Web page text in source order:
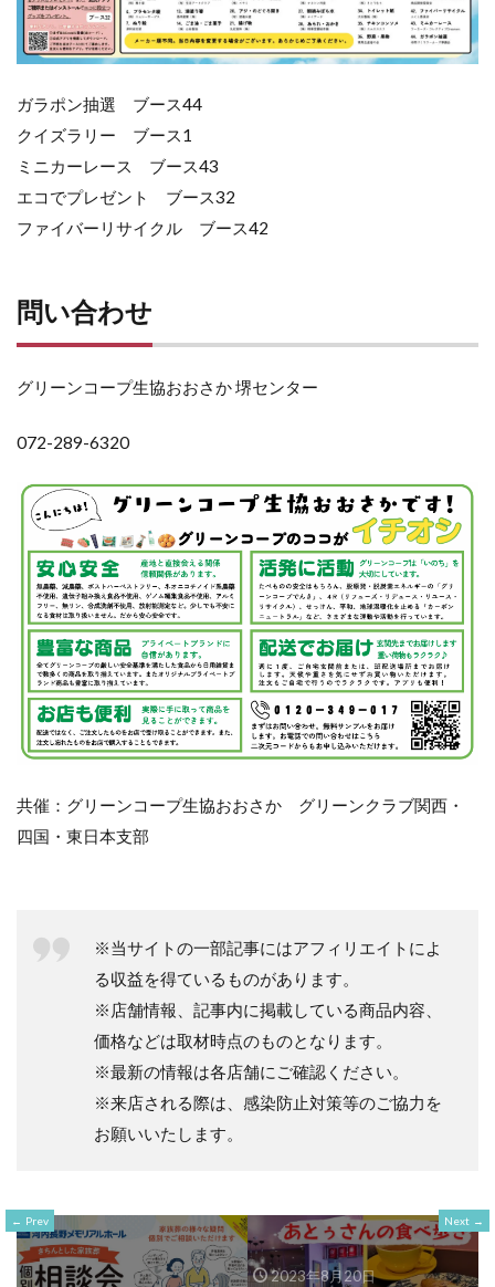
ガラポン抽選 ブース44
クイズラリー ブース1
ミニカーレース ブース43
エコでプレゼント ブース32
ファイバーリサイクル ブース42
問い合わせ
グリーンコープ生協おおさか 堺センター
072-289-6320
共催：グリーンコープ生協おおさか グリーンクラブ関西・
四国・東日本支部
※当サイトの一部記事にはアフィリエイトによ
る収益を得ているものがあります。
※店舗情報、記事内に掲載している商品内容、
価格などは取材時点のものとなります。
※最新の情報は各店舗にご確認ください。
※来店される際は、感染防止対策等のご協力を
お願いいたします。
Prev Next
2023年8月20日